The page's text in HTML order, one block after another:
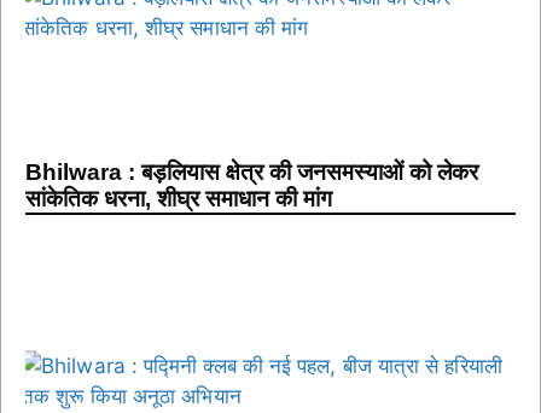
Bhilwara : बड़लियास क्षेत्र की जनसमस्याओं को लेकर
सांकेतिक धरना, शीघ्र समाधान की मांग